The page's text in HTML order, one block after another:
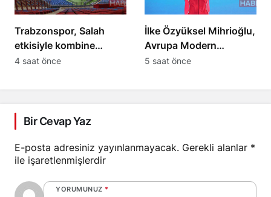
Trabzonspor, Salah
etkisiyle kombine
satışında tarihi rekor
4 saat önce
İlke Özyüksel Mihrioğlu,
Avrupa Modern
Pentatlon Şampiyonu
5 saat önce
Bir Cevap Yaz
E-posta adresiniz yayınlanmayacak. Gerekli alanlar *
ile işaretlenmişlerdir
YORUMUNUZ *